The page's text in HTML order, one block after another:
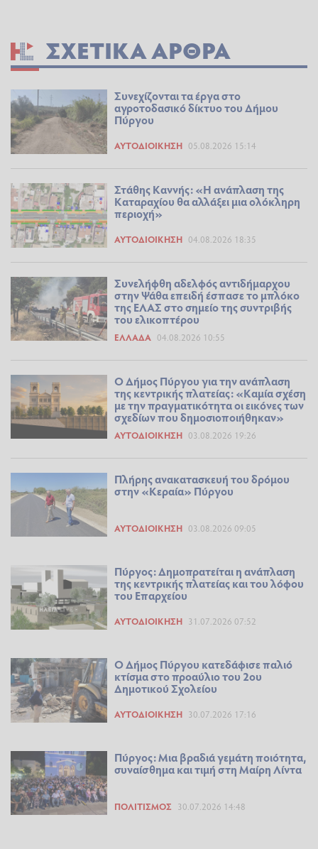
ΣΧΕΤΙΚΆ ΆΡΘΡΑ
Συνεχίζονται τα έργα στο
αγροτοδασικό δίκτυο του Δήμου
Πύργου
ΑΥΤΟΔΙΟΊΚΗΣΗ 05.08.2026 15:14
Στάθης Καννής: «Η ανάπλαση της
Καταραχίου θα αλλάξει μια ολόκληρη
περιοχή»
ΑΥΤΟΔΙΟΊΚΗΣΗ 04.08.2026 18:35
Συνελήφθη αδελφός αντιδήμαρχου
στην Ψάθα επειδή έσπασε το μπλόκο
της ΕΛΑΣ στο σημείο της συντριβής
του ελικοπτέρου
ΕΛΛΆΔΑ 04.08.2026 10:55
Ο Δήμος Πύργου για την ανάπλαση
της κεντρικής πλατείας: «Καμία σχέση
με την πραγματικότητα οι εικόνες των
σχεδίων που δημοσιοποιήθηκαν»
ΑΥΤΟΔΙΟΊΚΗΣΗ 03.08.2026 19:26
Πλήρης ανακατασκευή του δρόμου
στην «Κεραία» Πύργου
ΑΥΤΟΔΙΟΊΚΗΣΗ 03.08.2026 09:05
Πύργος: Δημοπρατείται η ανάπλαση
της κεντρικής πλατείας και του λόφου
του Επαρχείου
ΑΥΤΟΔΙΟΊΚΗΣΗ 31.07.2026 07:52
Ο Δήμος Πύργου κατεδάφισε παλιό
κτίσμα στο προαύλιο του 2ου
Δημοτικού Σχολείου
ΑΥΤΟΔΙΟΊΚΗΣΗ 30.07.2026 17:16
Πύργος: Μια βραδιά γεμάτη ποιότητα,
συναίσθημα και τιμή στη Μαίρη Λίντα
ΠΟΛΙΤΙΣΜΌΣ 30.07.2026 14:48